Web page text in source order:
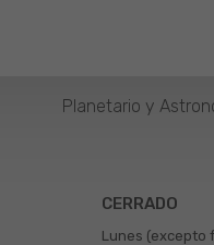
Planetario y
CERRADO
Lunes (excepto